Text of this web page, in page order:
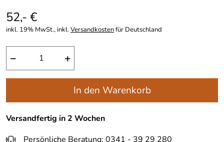
52,- €
inkl. 19% MwSt., inkl.Versandkostenfür Deutschland
− +
In den Warenkorb
Versandfertig in 2 Wochen
Persönliche Beratung: 0341 - 39 29 280